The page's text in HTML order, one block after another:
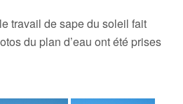
travail de sape du soleil fait
du plan d’eau ont été prises